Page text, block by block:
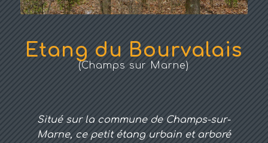
Etang du Bourvalais
(Champs sur Marne)
Situé sur la commune de Champs-sur-
Marne, ce petit étang urbain et arboré